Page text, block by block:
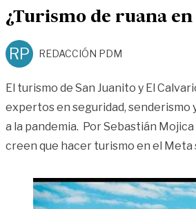
¿Turismo de ruana en
RP REDACCIÓN PDM
El turismo de San Juanito y El
expertos en seguridad, senderismo
a la pandemia. Por Sebastián
creen que hacer turismo en el Meta